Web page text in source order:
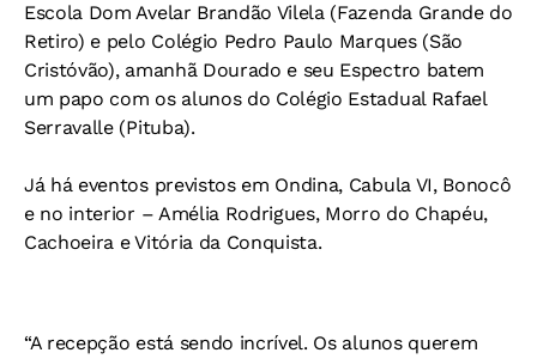
Escola Dom Avelar Brandão Vilela (Fazenda Grande do
Retiro) e pelo Colégio Pedro Paulo Marques (São
Cristóvão), amanhã Dourado e seu Espectro batem
um papo com os alunos do Colégio Estadual Rafael
Serravalle (Pituba).
Já há eventos previstos em Ondina, Cabula VI, Bonocô
e no interior – Amélia Rodrigues, Morro do Chapéu,
Cachoeira e Vitória da Conquista.
“A recepção está sendo incrível. Os alunos querem